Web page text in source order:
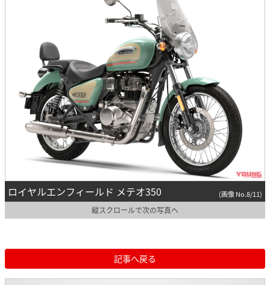
ロイヤルエンフィールド メテオ350 (画像 No.8/11)
縦スクロールで次の写真へ
記事へ戻る